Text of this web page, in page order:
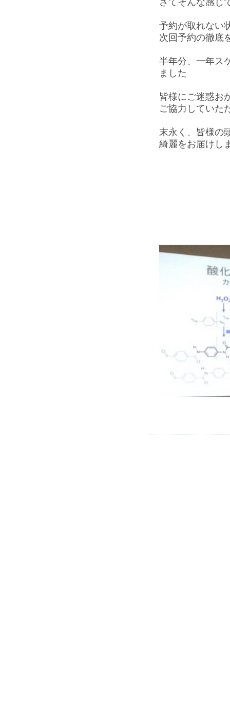
さてそんな感じ
予約が取れない
次回予約の徹底
半年分、一年ス
ました
皆様にご迷惑お
ご協力していた
末永く、皆様の
綺麗をお届けし